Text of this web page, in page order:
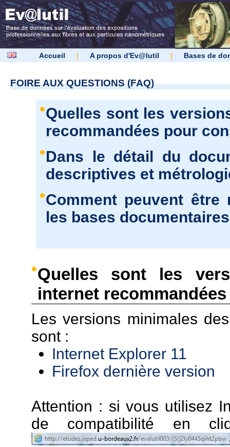
Accueil | A propos d'Ev@lutil | Bases de
FOIRE AUX QUESTIONS (FAQ)
Quelles sont les
recommandées pour
Dans le détail du
descriptives et
Comment peuvent
les bases
Quelles sont les
internet
Les versions minimales
sont :
Internet Explorer 11
Firefox dernière version
Attention : si vous utilisez
de compatibilité en